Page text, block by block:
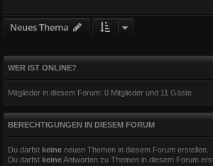
Neues Thema
WER IST ONLINE?
Mitglieder in diesem Forum: 0 Mitglieder und 11 Gäste
BERECHTIGUNGEN IN DIESEM FORUM
Du darfst keine neuen Themen in diesem Forum erstellen.
Du darfst keineAntworten zu Themen in diesem Forum